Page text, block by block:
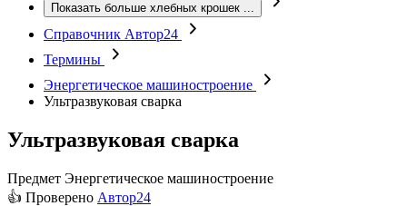
Показать больше хлебных крошек ...
Справочник Автор24
Термины
Энергетическое машиностроение
Ультразвуковая сварка
Ультразвуковая сварка
Предмет Энергетическое машиностроение
👍 Проверено Автор24